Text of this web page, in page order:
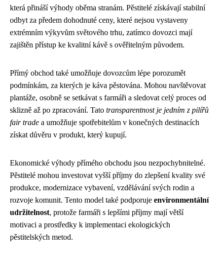
která přináší výhody oběma stranám. Pěstitelé získávají stabilní
odbyt za předem dohodnuté ceny, které nejsou vystaveny
extrémním výkyvům světového trhu, zatímco dovozci mají
zajištěn přístup ke kvalitní kávě s ověřitelným původem.
Přímý obchod také umožňuje dovozcům lépe porozumět
podmínkám, za kterých je káva pěstována. Mohou navštěvovat
plantáže, osobně se setkávat s farmáři a sledovat celý proces od
sklizně až po zpracování. Tato transparentnost je jedním z pilířů
fair trade a umožňuje spotřebitelům v konečných destinacích
získat důvěru v produkt, který kupují.
Ekonomické výhody přímého obchodu jsou nezpochybnitelné.
Pěstitelé mohou investovat vyšší příjmy do zlepšení kvality své
produkce, modernizace vybavení, vzdělávání svých rodin a
rozvoje komunit. Tento model také podporuje environmentální
udržitelnost, protože farmáři s lepšími příjmy mají větší
motivaci a prostředky k implementaci ekologických
pěstitelských metod.